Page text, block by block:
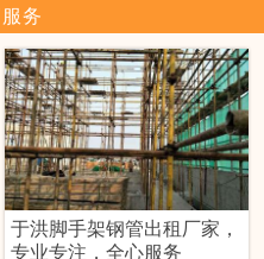
务
于洪脚手架钢管出租厂家，
专业专注，全心服务